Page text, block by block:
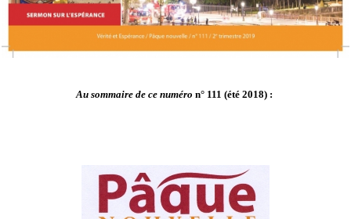
Au sommaire de ce numéro n° 111 (été 2018) :